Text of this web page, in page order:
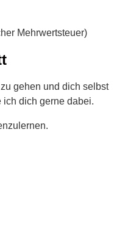
Mehrwertsteuer)
gehen und dich selbst
ich dich gerne dabei.